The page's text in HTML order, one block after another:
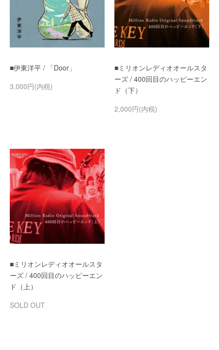
■伊東洋平 / 「Door」
3,000円(内税)
■ミリオンレディオオールスタ
ーズ / 400回目のハッピーエン
ド（下）
2,000円(内税)
■ミリオンレディオオールスタ
ーズ / 400回目のハッピーエン
ド（上）
SOLD OUT